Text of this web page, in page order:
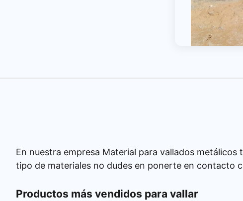
En nuestra empresa Material para vallados
tipo de materiales no dudes en ponerte en contacto
Productos más vendidos para vallar